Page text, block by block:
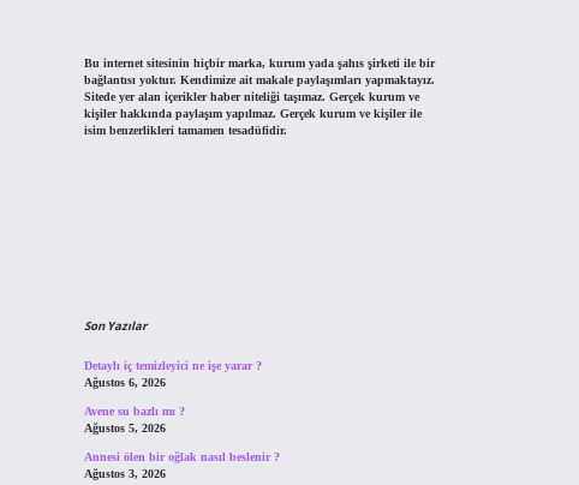
Bu internet sitesinin hiçbir marka, kurum yada şahıs şirketi ile bir
bağlantısı yoktur. Kendimize ait makale paylaşımları yapmaktayız.
Sitede yer alan içerikler haber niteliği taşımaz. Gerçek kurum ve
kişiler hakkında paylaşım yapılmaz. Gerçek kurum ve kişiler ile
isim benzerlikleri tamamen tesadüfidir.
Son Yazılar
Detaylı iç temizleyici ne işe yarar ?
Ağustos 6, 2026
Avene su bazlı mı ?
Ağustos 5, 2026
Annesi ölen bir oğlak nasıl beslenir ?
Ağustos 3, 2026